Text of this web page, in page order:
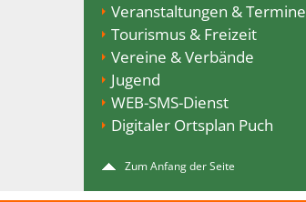
Veranstaltungen & Termine
Tourismus & Freizeit
Vereine & Verbände
Jugend
WEB-SMS-Dienst
Digitaler Ortsplan Puch
Zum Anfang der Seite